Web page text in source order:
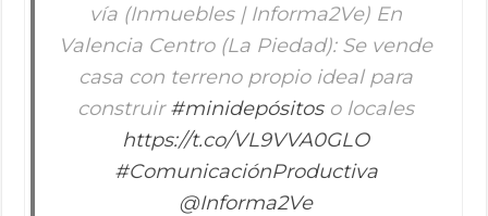
vía (Inmuebles | Informa2Ve) En
Valencia Centro (La Piedad): Se vende
casa con terreno propio ideal para
construir#minidepósitoso locales
https://t.co/VL9VVA0GLO
#ComunicaciónProductiva
@Informa2Ve